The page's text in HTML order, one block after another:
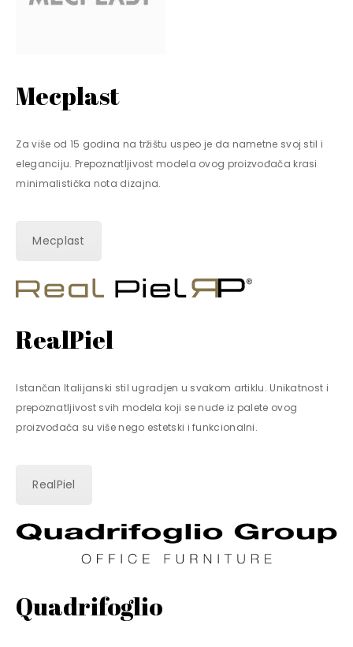
Mecplast
Za više od 15 godina na tržištu uspeo je da nametne svoj stil i
eleganciju. Prepoznatljivost modela ovog proizvođača krasi
minimalistička nota dizajna.
Mecplast
RealPiel
Istančan Italijanski stil ugradjen u svakom artiklu. Unikatnost i
prepoznatljivost svih modela koji se nude iz palete ovog
proizvođača su više nego estetski i funkcionalni.
RealPiel
Quadrifoglio